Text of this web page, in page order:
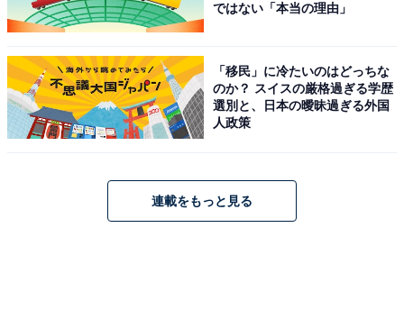
占い師＆イラストレータープロフィール
占い師：章月 綾乃
占い、心理テストの執筆、監修。雑誌、Web、広告
タイアップ記事などを多数手がけています。
イラストレーター：tokico
タウン情報誌の営業、住宅情報誌の編集を経てフリ
ではない「本当の理由」
「移民」に冷たいのはどっちな
のか？ スイスの厳格過ぎる学歴
選別と、日本の曖昧過ぎる外国
人政策
連載をもっと見る